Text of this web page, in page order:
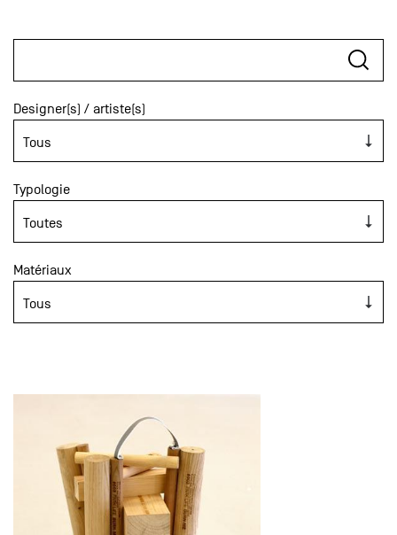
Designer(s) / artiste(s)
Typologie
Matériaux